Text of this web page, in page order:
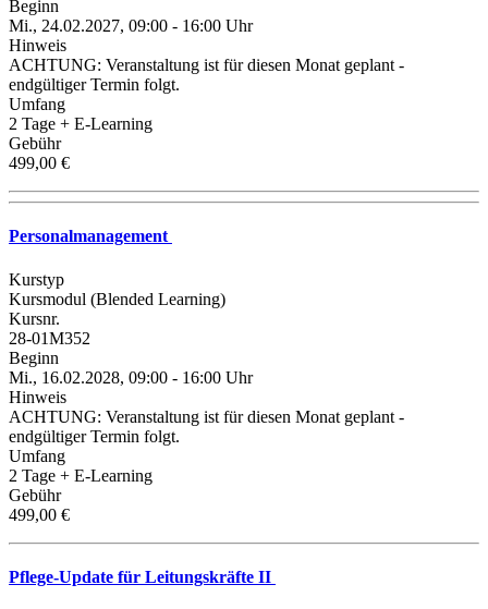
Beginn
Mi., 24.02.2027, 09:00 - 16:00 Uhr
Hinweis
ACHTUNG: Veranstaltung ist für diesen Monat geplant -
endgültiger Termin folgt.
Umfang
2 Tage + E-Learning
Gebühr
499,00 €
Personalmanagement
Kurstyp
Kursmodul (Blended Learning)
Kursnr.
28-01M352
Beginn
Mi., 16.02.2028, 09:00 - 16:00 Uhr
Hinweis
ACHTUNG: Veranstaltung ist für diesen Monat geplant -
endgültiger Termin folgt.
Umfang
2 Tage + E-Learning
Gebühr
499,00 €
Pflege-Update für Leitungskräfte II